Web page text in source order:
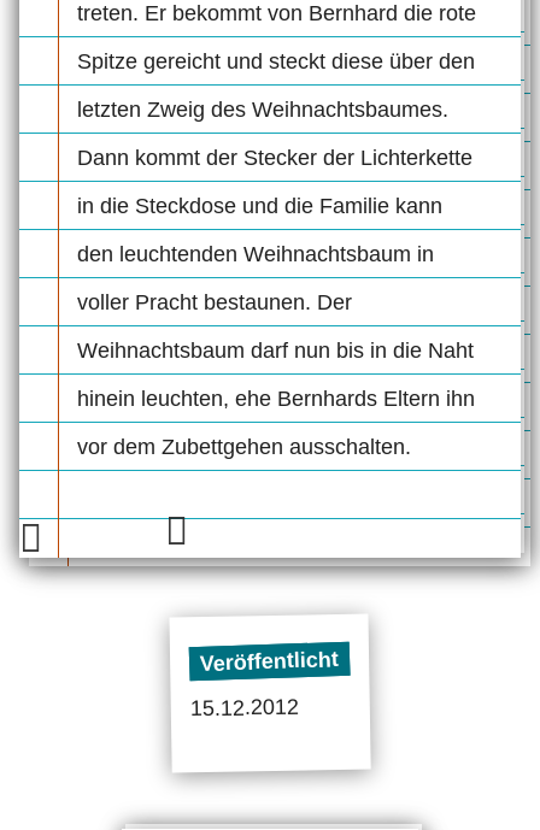
treten. Er bekommt von Bernhard die rote
Spitze gereicht und steckt diese über den
letzten Zweig des Weihnachtsbaumes.
Dann kommt der Stecker der Lichterkette
in die Steckdose und die Familie kann
den leuchtenden Weihnachtsbaum in
voller Pracht bestaunen. Der
Weihnachtsbaum darf nun bis in die Naht
hinein leuchten, ehe Bernhards Eltern ihn
vor dem Zubettgehen ausschalten.
Veröffentlicht
15.12.2012